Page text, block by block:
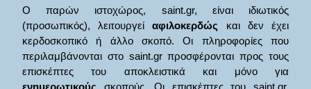
Ο παρών ιστοχώρος, saint.gr, είναι ιδιωτικός
(προσωπικός), λειτουργείαφιλοκερδώς και δεν έχει
κερδοσκοπικό ή άλλο σκοπό. Οι πληροφορίες που
περιλαμβάνονται στο saint.gr προσφέρονται προς τους
επισκέπτες του αποκλειστικά και μόνο για